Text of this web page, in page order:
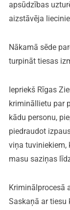
apsūdzības
aizstāvēja
Nākamā sēde
turpināt tiesas
Iepriekš Rīgas
krimināllietu par
kādu personu,
piedraudot
viņa tuviniekiem,
masu saziņas
Kriminālprocesā
Saskaņā ar tiesu